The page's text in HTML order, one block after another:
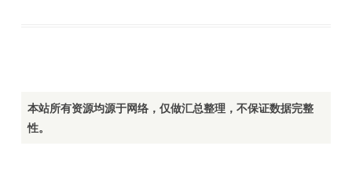
本站所有资源均源于网络，仅做汇总整理，不保证数据完整
性。